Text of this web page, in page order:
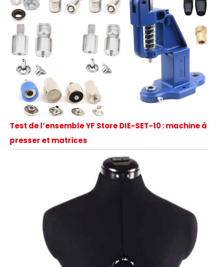
Test de l’ensemble YF Store DIE-SET-10 : machine à
presser et matrices